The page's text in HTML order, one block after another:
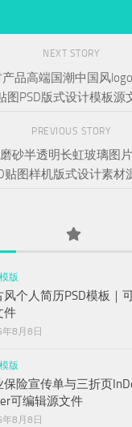
NEXT STORY
品高端国潮中国风
图PSD版式设计模板源
PREVIOUS STORY
砂半透明长虹玻璃图
贴图样机版式设计素材
版
风个人简历PSD模板｜
件
8月8日
版
保险宣传单与三折页
可编辑源文件
8月8日